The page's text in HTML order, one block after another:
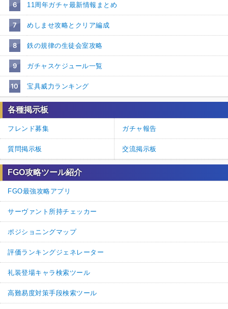
6 11周年ガチャ最新情報まとめ
7 めしませ攻略とクリア編成
8 鉄の規律の生徒会室攻略
9 ガチャスケジュール一覧
10 宝具威力ランキング
各種掲示板
フレンド募集 ガチャ報告
質問掲示板 交流掲示板
FGO攻略ツール紹介
FGO最強攻略アプリ
サーヴァント所持チェッカー
ポジショニングマップ
評価ランキングジェネレーター
礼装登場キャラ検索ツール
高難易度対策手段検索ツール